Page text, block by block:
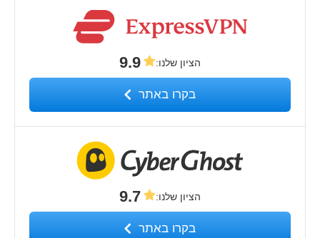
הציון שלנו:
9.9
בקרו באתר
הציון שלנו:
9.7
בקרו באתר